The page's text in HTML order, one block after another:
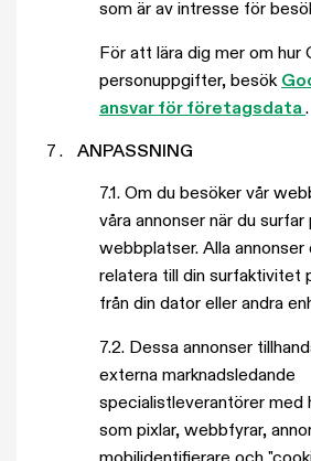
som är av intresse för
För att lära dig mer om hur
personuppgifter, besök
ansvar för företagsdata .
ANPASSNING
7.1. Om du besöker vår
våra annonser när du
webbplatser. Alla
relatera till din surfaktivitet
från din dator eller andra
7.2. Dessa annonser
externa marknadsledande
specialistleverantörer med
som pixlar, webbfyrar,